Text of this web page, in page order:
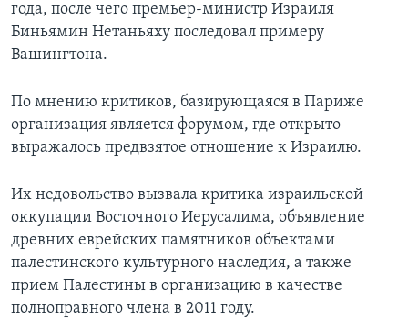
года, после чего премьер-министр Израиля
Биньямин Нетаньяху последовал примеру
Вашингтона.
По мнению критиков, базирующаяся в Париже
организация является форумом, где открыто
выражалось предвзятое отношение к Израилю.
Их недовольство вызвала критика израильской
оккупации Восточного Иерусалима, объявление
древних еврейских памятников объектами
палестинского культурного наследия, а также
прием Палестины в организацию в качестве
полноправного члена в 2011 году.